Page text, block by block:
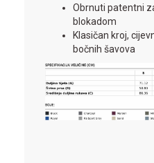
Obrnuti patentni
blokadom
Klasičan kroj,
bočnih šavova